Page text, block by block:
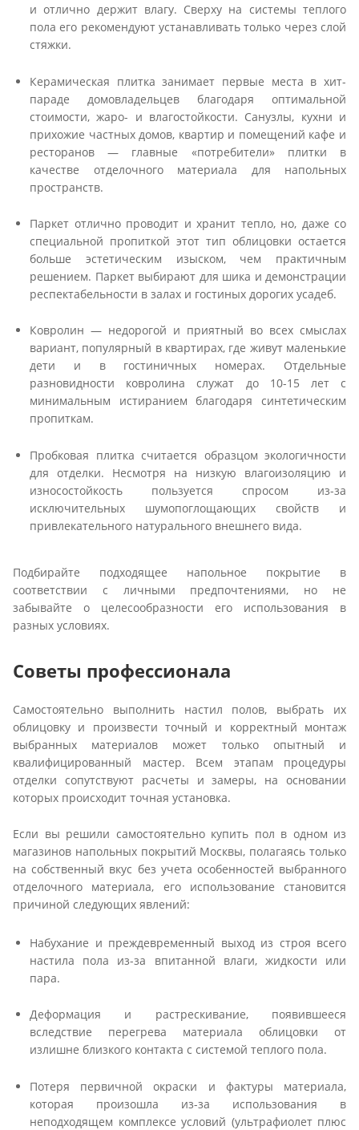
и отлично держит влагу. Сверху на системы теплого
пола его рекомендуют устанавливать только через слой
стяжки.
Керамическая плитка занимает первые места в хит-
параде домовладельцев благодаря оптимальной
стоимости, жаро- и влагостойкости. Санузлы, кухни и
прихожие частных домов, квартир и помещений кафе и
ресторанов — главные «потребители» плитки в
качестве отделочного материала для напольных
пространств.
Паркет отлично проводит и хранит тепло, но, даже со
специальной пропиткой этот тип облицовки остается
больше эстетическим изыском, чем практичным
решением. Паркет выбирают для шика и демонстрации
респектабельности в залах и гостиных дорогих усадеб.
Ковролин — недорогой и приятный во всех смыслах
вариант, популярный в квартирах, где живут маленькие
дети и в гостиничных номерах. Отдельные
разновидности ковролина служат до 10-15 лет с
минимальным истиранием благодаря синтетическим
пропиткам.
Пробковая плитка считается образцом экологичности
для отделки. Несмотря на низкую влагоизоляцию и
износостойкость пользуется спросом из-за
исключительных шумопоглощающих свойств и
привлекательного натурального внешнего вида.
Подбирайте подходящее напольное покрытие в
соответствии с личными предпочтениями, но не
забывайте о целесообразности его использования в
разных условиях.
Советы профессионала
Самостоятельно выполнить настил полов, выбрать их
облицовку и произвести точный и корректный монтаж
выбранных материалов может только опытный и
квалифицированный мастер. Всем этапам процедуры
отделки сопутствуют расчеты и замеры, на основании
которых происходит точная установка.
Если вы решили самостоятельно купить пол в одном из
магазинов напольных покрытий Москвы, полагаясь только
на собственный вкус без учета особенностей выбранного
отделочного материала, его использование становится
причиной следующих явлений:
Набухание и преждевременный выход из строя всего
настила пола из-за впитанной влаги, жидкости или
пара.
Деформация и растрескивание, появившееся
вследствие перегрева материала облицовки от
излишне близкого контакта с системой теплого пола.
Потеря первичной окраски и фактуры материала,
которая произошла из-за использования в
неподходящем комплексе условий (ультрафиолет плюс